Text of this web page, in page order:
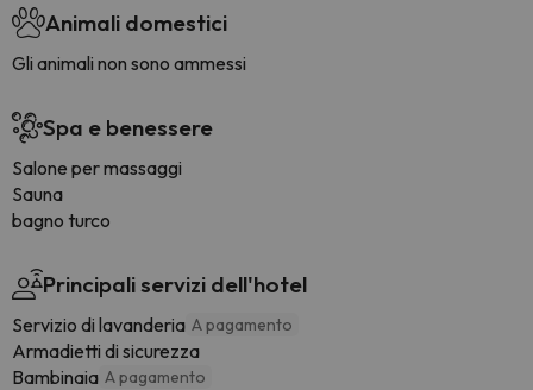
Animali domestici
Gli animali non sono ammessi
Spa e benessere
Salone per massaggi
Sauna
bagno turco
Principali servizi dell'hotel
Servizio di lavanderia A pagamento
Armadietti di sicurezza
Bambinaia A pagamento